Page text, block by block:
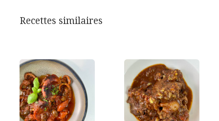
Recettes similaires